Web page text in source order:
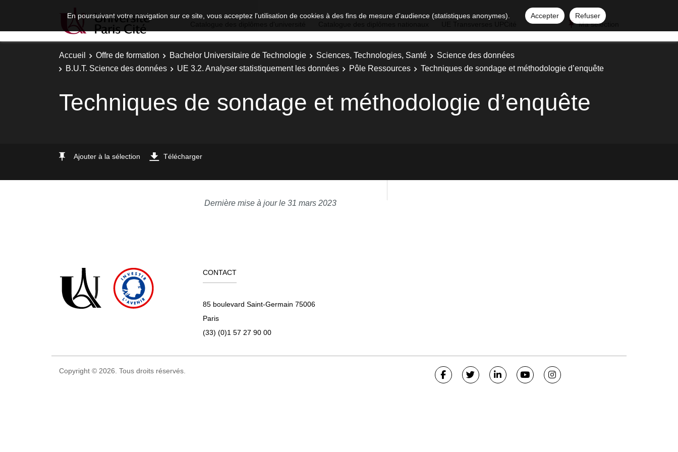
En poursuivant votre navigation sur ce site, vous acceptez l'utilisation de cookies à des fins de mesure d'audience (statistiques anonymes). Accepter
Refuser
Ma sélection
Accueil Offre de formation Bachelor Universitaire de Technologie Sciences, Technologies, Santé
Science des données
B.U.T. Science des données
UE 3.2. Analyser statistiquement les données Pôle Ressources Techniques de sondage et méthodologie d’enquête
Techniques de sondage et méthodologie d’enquête
Ajouter à la sélection Télécharger
Dernière mise à jour le 31 mars 2023
CONTACT
85 boulevard Saint-Germain 75006
Paris
(33) (0)1 57 27 90 00
Copyright © 2026. Tous droits réservés.